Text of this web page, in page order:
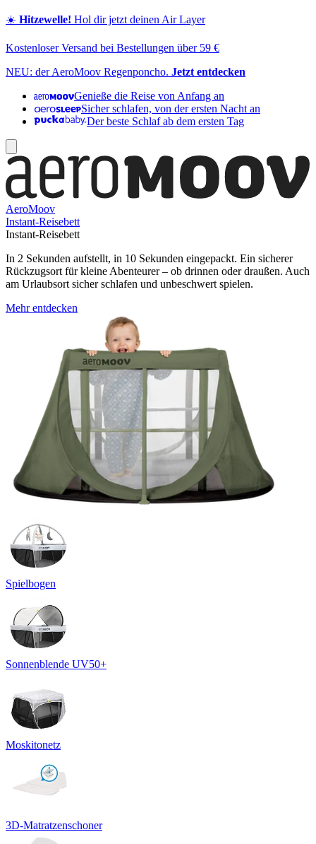
☀️ Hitzewelle! Hol dir jetzt deinen Air Layer
Kostenloser Versand bei Bestellungen über 59 €
NEU: der AeroMoov Regenponcho. Jetzt entdecken
Genieße die Reise von Anfang an
Sicher schlafen, von der ersten Nacht an
Der beste Schlaf ab dem ersten Tag
AeroMoov
Instant-Reisebett
Instant-Reisebett
In 2 Sekunden aufstellt, in 10 Sekunden eingepackt. Ein sicherer
Rückzugsort für kleine Abenteurer – ob drinnen oder draußen. Auch
am Urlaubsort sicher schlafen und unbeschwert spielen.
Mehr entdecken
Spielbogen
Sonnenblende UV50+
Moskitonetz
3D-Matratzenschoner